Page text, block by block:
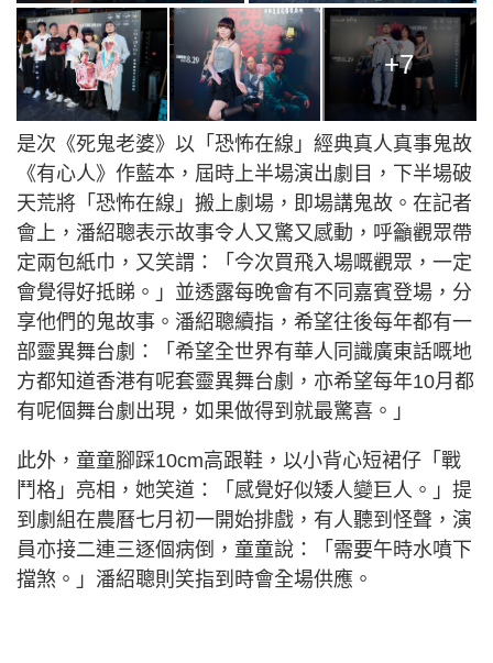
+7
是次《死鬼老婆》以「恐怖在線」經典真人真事鬼故
《有心人》作藍本，屆時上半場演出劇目，下半場破
天荒將「恐怖在線」搬上劇場，即場講鬼故。在記者
會上，潘紹聰表示故事令人又驚又感動，呼籲觀眾帶
定兩包紙巾，又笑謂：「今次買飛入場嘅觀眾，一定
會覺得好抵睇。」並透露每晚會有不同嘉賓登場，分
享他們的鬼故事。潘紹聰續指，希望往後每年都有一
部靈異舞台劇：「希望全世界有華人同識廣東話嘅地
方都知道香港有呢套靈異舞台劇，亦希望每年10月都
有呢個舞台劇出現，如果做得到就最驚喜。」
此外，童童腳踩10cm高跟鞋，以小背心短裙仔「戰
鬥格」亮相，她笑道：「感覺好似矮人變巨人。」提
到劇組在農曆七月初一開始排戲，有人聽到怪聲，演
員亦接二連三逐個病倒，童童說：「需要午時水噴下
擋煞。」潘紹聰則笑指到時會全場供應。